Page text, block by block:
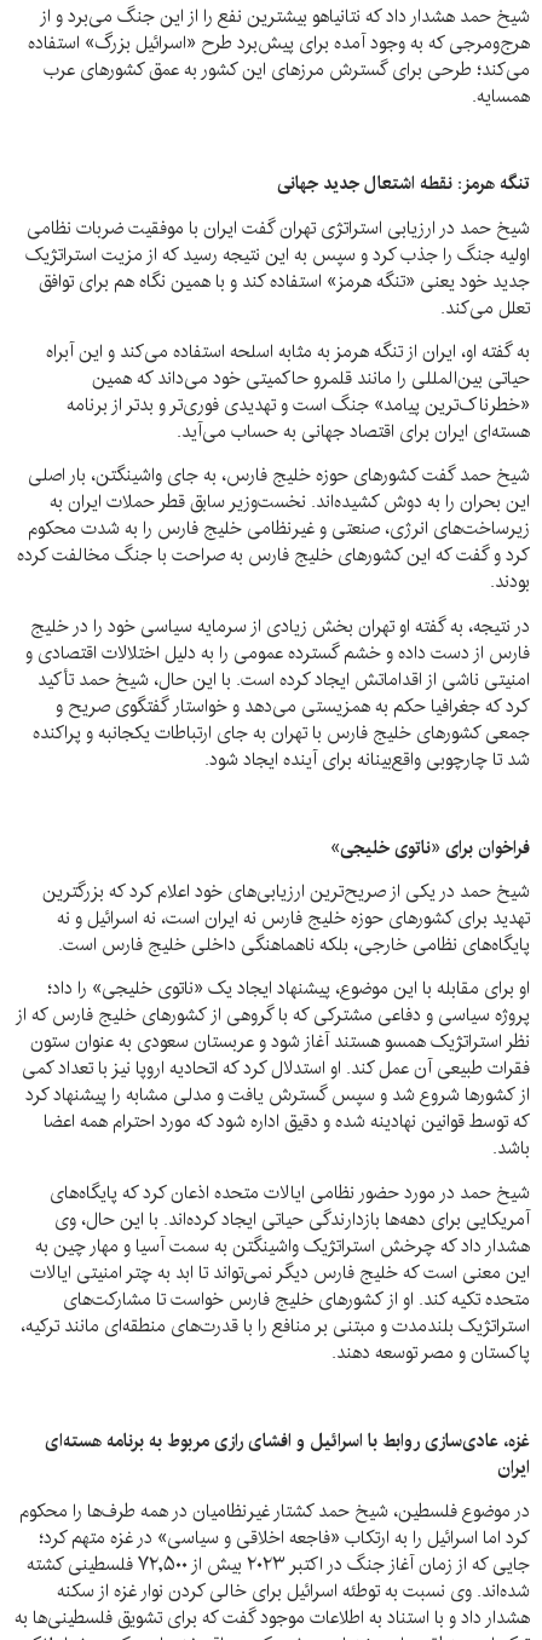
شیخ حمد هشدار داد که نتانیاهو بیشترین نفع را از این جنگ می‌برد و از
هرج‌ومرجی که به وجود آمده برای پیش‌برد طرح «اسرائیل بزرگ» استفاده
می‌کند؛ طرحی برای گسترش مرزهای این کشور به عمق کشورهای عرب
همسایه.
تنگه هرمز: نقطه اشتعال جدید جهانی
شیخ حمد در ارزیابی استراتژی تهران گفت ایران با موفقیت ضربات نظامی
اولیه جنگ را جذب کرد و سپس به این نتیجه رسید که از مزیت استراتژیک
جدید خود یعنی «تنگه هرمز» استفاده کند و با همین نگاه هم برای توافق
تعلل می‌کند.
به گفته او، ایران از تنگه هرمز به مثابه اسلحه استفاده می‌کند و این آبراه
حیاتی بین‌المللی را مانند قلمرو حاکمیتی خود می‌داند که همین
«خطرناک‌ترین پیامد» جنگ است و تهدیدی فوری‌تر و بدتر از برنامه
هسته‌ای ایران برای اقتصاد جهانی به حساب می‌آید.
شیخ حمد گفت کشورهای حوزه خلیج فارس، به جای واشینگتن، بار اصلی
این بحران را به دوش کشیده‌اند. نخست‌وزیر سابق قطر حملات ایران به
زیرساخت‌های انرژی، صنعتی و غیرنظامی خلیج فارس را به شدت محکوم
کرد و گفت که این کشورهای خلیج فارس به صراحت با جنگ مخالفت کرده
بودند.
در نتیجه، به گفته او تهران بخش زیادی از سرمایه سیاسی خود را در خلیج
فارس از دست داده و خشم گسترده عمومی را به دلیل اختلالات اقتصادی و
امنیتی ناشی از اقداماتش ایجاد کرده است. با این حال، شیخ حمد تأکید
کرد که جغرافیا حکم به همزیستی می‌دهد و خواستار گفتگوی صریح و
جمعی کشورهای خلیج فارس با تهران به جای ارتباطات یکجانبه و پراکنده
شد تا چارچوبی واقع‌بینانه برای آینده ایجاد شود.
فراخوان برای «ناتوی خلیجی»
شیخ حمد در یکی از صریح‌ترین ارزیابی‌های خود اعلام کرد که بزرگترین
تهدید برای کشورهای حوزه خلیج فارس نه ایران است، نه اسرائیل و نه
پایگاه‌های نظامی خارجی، بلکه ناهماهنگی داخلی خلیج فارس است.
او برای مقابله با این موضوع، پیشنهاد ایجاد یک «ناتوی خلیجی» را داد؛
پروژه سیاسی و دفاعی مشترکی که با گروهی از کشورهای خلیج فارس که از
نظر استراتژیک همسو هستند آغاز شود و عربستان سعودی به عنوان ستون
فقرات طبیعی آن عمل کند. او استدلال کرد که اتحادیه اروپا نیز با تعداد کمی
از کشورها شروع شد و سپس گسترش یافت و مدلی مشابه را پیشنهاد کرد
که توسط قوانین نهادینه شده و دقیق اداره شود که مورد احترام همه اعضا
باشد.
شیخ حمد در مورد حضور نظامی ایالات متحده اذعان کرد که پایگاه‌های
آمریکایی برای دهه‌ها بازدارندگی حیاتی ایجاد کرده‌اند. با این حال، وی
هشدار داد که چرخش استراتژیک واشینگتن به سمت آسیا و مهار چین به
این معنی است که خلیج فارس دیگر نمی‌تواند تا ابد به چتر امنیتی ایالات
متحده تکیه کند. او از کشورهای خلیج فارس خواست تا مشارکت‌های
استراتژیک بلندمدت و مبتنی بر منافع را با قدرت‌های منطقه‌ای مانند ترکیه،
پاکستان و مصر توسعه دهند.
غزه، عادی‌سازی روابط با اسرائیل و افشای رازی مربوط به برنامه هسته‌ای
ایران
در موضوع فلسطین، شیخ حمد کشتار غیرنظامیان در همه طرف‌ها را محکوم
کرد اما اسرائیل را به ارتکاب «فاجعه اخلاقی و سیاسی» در غزه متهم کرد؛
جایی که از زمان آغاز جنگ در اکتبر ۲۰۲۳ بیش از ۷۲,۵۰۰ فلسطینی کشته
شده‌اند. وی نسبت به توطئه اسرائیل برای خالی کردن نوار غزه از سکنه
هشدار داد و با استناد به اطلاعات موجود گفت که برای تشویق فلسطینی‌ها به